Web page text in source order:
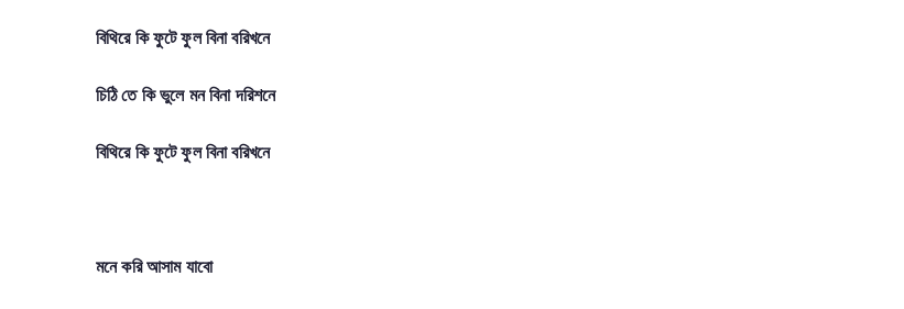
বিথিরে কি ফুটে ফুল বিনা বরিখনে
চিঠি তে কি ভুলে মন বিনা দরিশনে
বিথিরে কি ফুটে ফুল বিনা বরিখনে
মনে করি আসাম যাবো